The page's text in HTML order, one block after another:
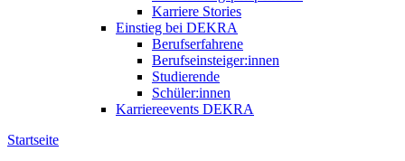
Karriere Stories
Einstieg bei DEKRA
Berufserfahrene
Berufseinsteiger:innen
Studierende
Schüler:innen
Karriereevents DEKRA
Startseite